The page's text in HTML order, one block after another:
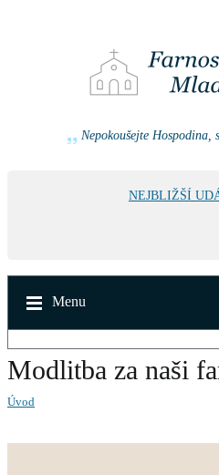
Nepokoušejte Hospodina,
NEJBLIŽŠÍ
Menu
Modlitba za naši
Úvod